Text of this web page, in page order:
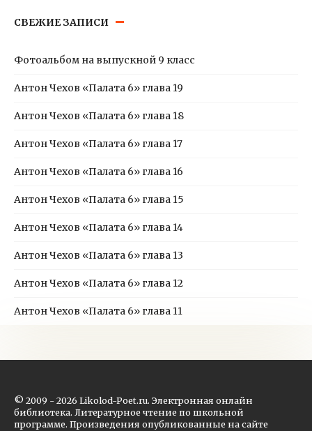
СВЕЖИЕ ЗАПИСИ
Фотоальбом на выпускной 9 класс
Антон Чехов «Палата 6» глава 19
Антон Чехов «Палата 6» глава 18
Антон Чехов «Палата 6» глава 17
Антон Чехов «Палата 6» глава 16
Антон Чехов «Палата 6» глава 15
Антон Чехов «Палата 6» глава 14
Антон Чехов «Палата 6» глава 13
Антон Чехов «Палата 6» глава 12
Антон Чехов «Палата 6» глава 11
© 2009 - 2026 Likolod-Poet.ru. Электронная онлайн
библиотека. Литературное чтение по школьной
программе. Произведения опубликованные на сайте